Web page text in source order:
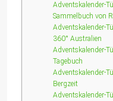
Adventskalender-
Sammelbuch von
Adventskalender-
360° Australien
Adventskalender-
Tagebuch
Adventskalender-
Bergzeit
Adventskalender-